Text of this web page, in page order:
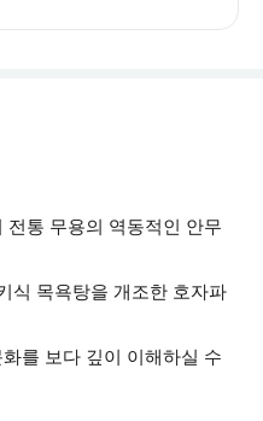
통 무용의 역동적인 안무
식 목욕탕을 개조한 호자파
를 보다 깊이 이해하실 수